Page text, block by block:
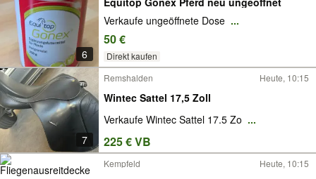
6
Verkaufe ungeöffnete Dose ...
50 €
Direkt kaufen
7
Remshalden Heute, 10:15
Wintec Sattel 17,5 Zoll
Verkaufe Wintec Sattel 17.5 Zo ...
225 € VB
Kempfeld Heute, 10:15